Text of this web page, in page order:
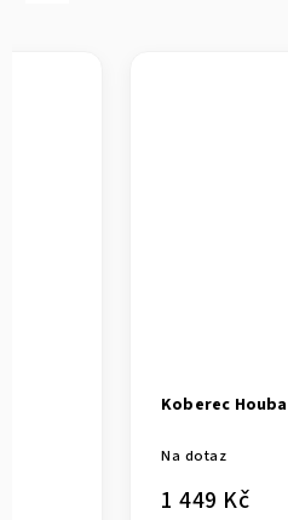
Koberec Houba
Na dotaz
1 449 Kč